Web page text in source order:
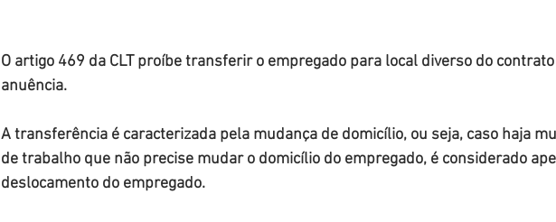
O artigo 469 da CLT proíbe transferir o empregado para local diverso do
anuência.
A transferência é caracterizada pela mudança de domicílio, ou seja, caso haja
de trabalho que não precise mudar o domicílio do empregado, é considerado
deslocamento do empregado.